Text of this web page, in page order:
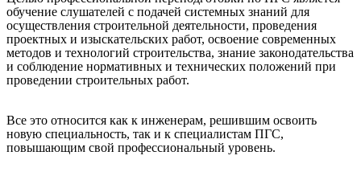
обучение слушателей с подачей системных знаний для
осуществления строительной деятельности, проведения
проектных и изыскательских работ, освоение современных
методов и технологий строительства, знание законодательства
и соблюдение нормативных и технических положений при
проведении строительных работ.
Все это относится как к инженерам, решившим освоить
новую специальность, так и к специалистам ПГС,
повышающим свой профессиональный уровень.